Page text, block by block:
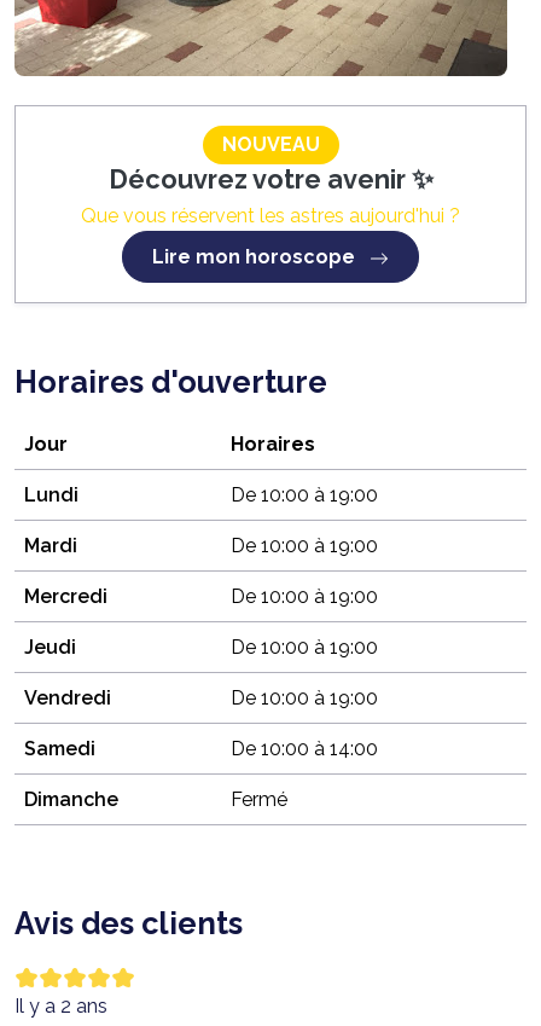
NOUVEAU
Découvrez votre avenir ✨
Que vous réservent les astres aujourd'hui ?
Lire mon horoscope
Horaires d'ouverture
Jour Horaires
Lundi De 10:00 à 19:00
Mardi De 10:00 à 19:00
Mercredi De 10:00 à 19:00
Jeudi De 10:00 à 19:00
Vendredi De 10:00 à 19:00
Samedi De 10:00 à 14:00
Dimanche Fermé
Avis des clients
Il y a 2 ans